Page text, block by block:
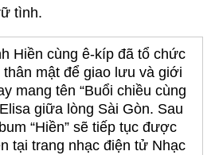
tình.
Hiền cùng ê-kíp đã tổ chức
thân mật để giao lưu và giới
mang tên “Buổi chiều cùng
giữa lòng Sài Gòn. Sau
“Hiền” sẽ tiếp tục được
tại trang nhạc điện tử Nhạc